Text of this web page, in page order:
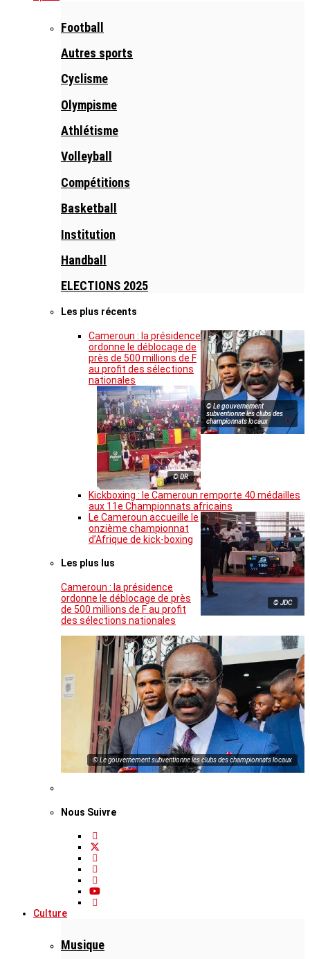
Football
Autres sports
Cyclisme
Olympisme
Athlétisme
Volleyball
Compétitions
Basketball
Institution
Handball
ELECTIONS 2025
Les plus récents
© Le gouvernement
subventionne les clubs des
championnats locaux
Cameroun : la présidence
ordonne le déblocage de
près de 500 millions de F
au profit des sélections
nationales
© DR
Kickboxing : le Cameroun remporte 40 médailles
aux 11e Championnats africains
© JDC
Le Cameroun accueille le
onzième championnat
d’Afrique de kick-boxing
Les plus lus
Cameroun : la présidence
ordonne le déblocage de près
de 500 millions de F au profit
des sélections nationales
© Le gouvernement subventionne les clubs des championnats locaux
Nous Suivre
Culture
Musique